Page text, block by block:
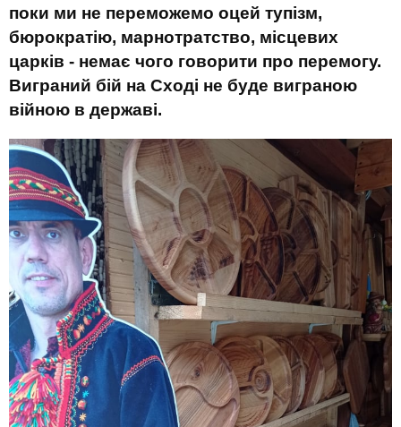
поки ми не переможемо оцей тупізм,
бюрократію, марнотратство, місцевих
царків - немає чого говорити про перемогу.
Виграний бій на Сході не буде виграною
війною в державі.